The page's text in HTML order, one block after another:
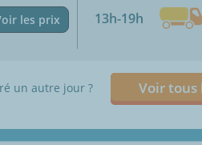
les prix 13h-19h
un autre jour ? Voir tous